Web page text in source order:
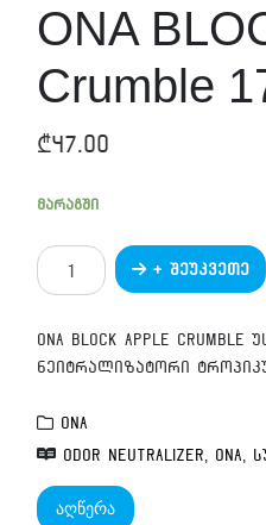
ONA
Crumble
₾47.00
მარაგში
რაოდენობა:
ONA
Apple
Crumble
+ შეუკვეთე
ONA BLOCK Apple Crumble
ნეიტრალიზატორი
ONA
odor neutralizer ONA
აღწერა